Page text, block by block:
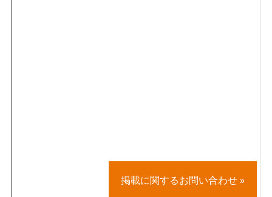
掲載に関するお問い合わせ »